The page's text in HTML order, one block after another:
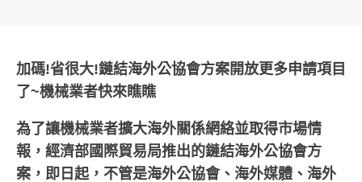
加碼!省很大!鏈結海外公協會方案開放更多申請項目
了~機械業者快來瞧瞧
為了讓機械業者擴大海外關係網絡並取得市場情
報，經濟部國際貿易局推出的鏈結海外公協會方
案，即日起，不管是海外公協會、海外媒體、海外